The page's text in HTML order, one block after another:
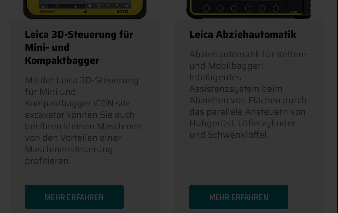
Leica 3D-Steuerung für
Mini- und
Kompaktbagger
Mit der Leica 3D-Steuerung
für Mini und
Kompaktbagger iCON site
excavator können Sie auch
bei Ihren kleinen Maschinen
von den Vorteilen einer
Maschinensteuerung
profitieren.
MEHR ERFAHREN
Leica Abziehautomatik
Abziehautomatik für Ketten-
und Mobilbagger:
Intelligentes
Assistenzsystem beim
Abziehen von Flächen durch
das parallele Ansteuern von
Hubgerüst, Löffelzylinder
und Schwenklöffel.
MEHR ERFAHREN